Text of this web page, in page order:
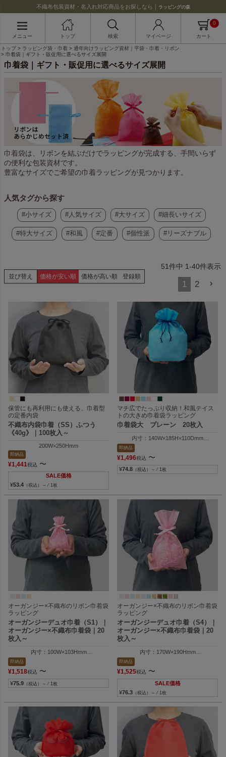
不織布包装資材・名入れ対応商品をお探しなら｜ ラッピングの森
メニュー トップ 検索 マイページ カート
0
トップ ラッピング袋・巾着
通年向けラッピング資材｜平袋・巾着・リボン
巾着袋｜ギフト・販促用に選べるサイズ展開
巾着袋｜ギフト・販促用に選べるサイズ展開
巾着袋は、リボンを結ぶだけでラッピングが完成する、手間いらず
の便利な包装資材です。
豊富なサイズでご希望の巾着ラッピングが見つかります。
人気タグから探す
#小サイズ #人気サイズ #大サイズ #細長いサイズ
#特大サイズ #和風 #定番 #個性派 #リーズナブル
並び替え 価格が安い順 価格が高い順 登録順
51件中 1-40件表示
1 2
保管にも再利用にも使える、巾着型
の定番内袋
不織布内袋巾着（SS）ふつう
《40g》｜100枚入～
200W×250Hmm
即納品
¥1,441税込 〜
SALE価格
¥53.4 （税込）～ ⁄ 1枚
マチ広でたっぷり収納！和風テイス
トの大きめ巾着袋ラッピング
巾着袋大 プレーン 20枚入
内寸：140W×185H×110Dmm
外寸：140W×255H×110Dmm
即納品
¥1,496税込 〜
¥74.8 （税込）～ ⁄ 1枚
オーガンジー×不織布のリボン巾着袋
ラッピング
オーガンジーデュオ巾着（S1）｜
オーガンジー×不織布巾着袋｜20
枚入～
内寸：100W×103Hmm
即納品
¥1,518税込 〜
¥75.9 （税込）～ ⁄ 1枚
オーガンジー×不織布のリボン巾着袋
ラッピング
オーガンジーデュオ巾着（S4）｜
オーガンジー×不織布巾着袋｜20
枚入～
内寸：170W×190Hmm
即納品
¥1,525税込 〜
SALE価格
¥76.3 （税込）～ ⁄ 1枚